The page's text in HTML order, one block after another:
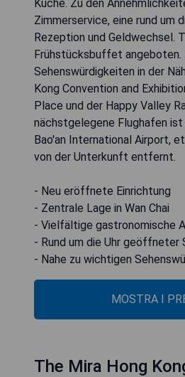
Küche. Zu den
Zimmerservice, eine rund um
Rezeption und Geldwechsel.
Frühstücksbuffet angeboten.
Sehenswürdigkeiten in der
Kong Convention and
Place und der Happy Valley
nächstgelegene Flughafen ist
Bao'an International Airport,
von der Unterkunft entfernt.
- Neu eröffnete Einrichtung
- Zentrale Lage in Wan Chai
- Vielfältige gastronomische
- Rund um die Uhr geöffneter
- Nahe zu wichtigen
MOSTRA I
The Mira Hong